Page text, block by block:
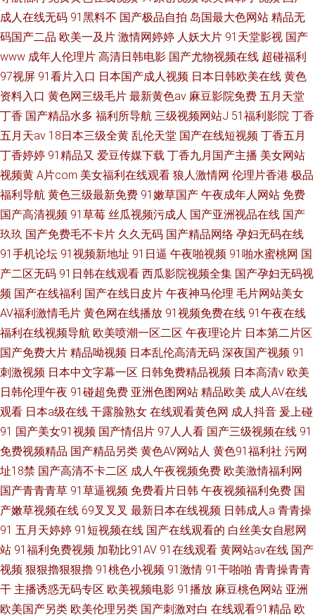
成人在线无码 91黑料不 国产极品自拍 岛国最大色网站 精品无
码国产二品 欧美一及片 激情网婷婷 人妖大片 91天堂影视 国产
www 成年人伦理片 高清日韩电影 国产尤物视频在线 超碰福利
97视屏 91看片入口 日本国产成人视频 日本日韩欧美在线 黄色
资料入口 黄色网三级毛片 最新黄色av 麻豆影院免费 五月天堂
丁香 国产精品水多 福利所导航 三级视频网站J 51福利影院 丁香
五月天av 18日本三级全黄 乱伦天堂 国产在线短视频 丁香五月
丁香婷婷 91精品又 爱豆传媒下载 丁香九月国产主播 美女网站
视频黄 A片com 美女福利在线观看 狼人激情网 伦理片香港 极品
福利导航 黄色三级最新免费 91嫩草国产 午夜成年人网站 免费
国产高清视频 91草莓 丝瓜视频污成人 国产亚洲视品在线 国产
玖玖 国产免费毛不卡片 久久无码 国产精品网络 孕妇无码在线
91手机论坛 91视频新地址 91日逼 午夜啪视频 91啪水蜜桃网 国
产二区无码 91日韩在线观看 西瓜影院视频全集 国产孕妇无码视
频 国产在线福利 国产在线日皮片 午夜神马伦理 毛片网站美女
AV福利激情毛片 黄色网在线播放 91视频免费在线 91午夜在线
福利在线视频导航 欧美喷潮一区二区 午夜理论片 日本第二片区
国产免费大片 精品呦视频 日本乱伦高清无码 深夜国产视频 91
刺激视频 日本中文字幕一区 日韩免费精品视频 日本高清v 欧美
日韩伦理午夜 91碰超免费 亚洲色图网站 精品欧美 成人AV在线
观看 日本a级在线 干露脸熟女 在线观看黄色网 成人抖音 爰上碰
91 国产美女91视频 国产情侣片 97人人看 国产三级视频在线 91
免费视频精品 国产精品另类 黄色AV网站人 黄色91福利社 污网
址18禁 国产高清不卡二区 成人午夜视频免费 欧美激情福利网
国产青青青草 91草逼视频 免费看片日韩 午夜视频福利免费 国
产嫩草视频在线 69叉叉叉 最新日本在线视频 日韩成人a 青青操
91 五月天婷婷 91短视频在线 国产在线观看的 白丝美女自慰网
站 91福利免费视频 加勒比91AV 91在线观看 黄网站av在线 国产
视频 狠狠擼狠狠擼 91桃色小视频 91激情 91干啪啪 青青操青青
干 主播诱惑无码专区 欧美视频电影 91播放 麻豆桃色网站 亚洲
欧美国产另类 欧美伦理另类 国产刺激对白 在线观看91精品 欧